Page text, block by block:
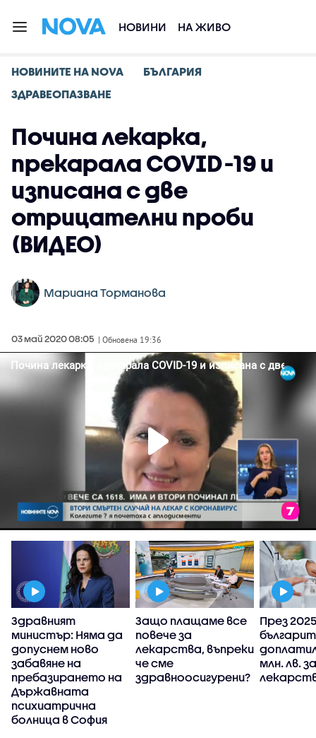
НОВИНИ НА ЖИВО
НОВИНИТЕ НА NOVA
БЪЛГАРИЯ
ЗДРАВЕОПАЗВАНЕ
Почина лекарка,
прекарала COVID-19 и
изписана с две
отрицателни проби
(ВИДЕО)
Мариана Торманова
03 май 2020 08:05 | Обновена 19:36
Здравният
министър: Няма да
допуснем ново
забавяне на
пребазирането на
Държавната
психиатрична
болница в София
Защо плащаме все
повече за
лекарства, въпреки
че сме
здравноосигурени?
През
млн. лв. за